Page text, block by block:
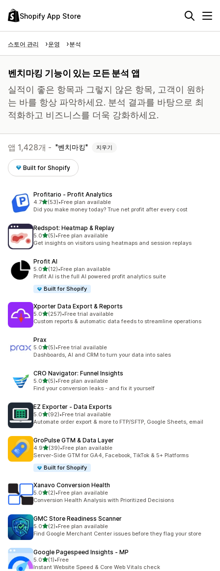
Shopify App Store
스토어 관리 운영 분석
벤치마킹 기능이 있는 모든 분석 앱
실적이 좋은 항목과 그렇지 않은 항목, 고객이 원하
는 바를 항상 파악하세요. 분석 결과를 바탕으로 최
적화하고 비즈니스를 더욱 강화하세요.
앱 1,428개 - 벤치마킹 지우기
Built for Shopify
Profitario ‑ Profit Analytics
4.7별 5개 중
(53)
총 리뷰 53개
•Free plan available
Did you make money today? True net profit after every cost
Redspot: Heatmap & Replay
5.0별 5개 중
(5)
총 리뷰 5개
•Free plan available
Get insights on visitors using heatmaps and session replays
Profit AI
5.0별 5개 중
(12)
총 리뷰 12개
•Free plan available
Profit AI is the full AI powered profit analytics suite
Built for Shopify
Xporter Data Export & Reports
5.0별 5개 중
(257)
총 리뷰 257개
•Free trial available
Custom reports & automatic data feeds to streamline operations
Prax
5.0별 5개 중
(5)
총 리뷰 5개
•Free trial available
Dashboards, AI and CRM to turn your data into sales
CRO Navigator: Funnel Insights
5.0별 5개 중
(5)
총 리뷰 5개
•Free plan available
Find your conversion leaks - and fix it yourself
EZ Exporter ‑ Data Exports
5.0별 5개 중
(92)
총 리뷰 92개
•Free trial available
Automate order export & more to FTP/SFTP, Google Sheets, email
GroPulse GTM & Data Layer
4.9별 5개 중
(39)
총 리뷰 39개
•Free plan available
Server-Side GTM for GA4, Facebook, TikTok & 5+ Platforms
Built for Shopify
Xanavo Conversion Health
5.0별 5개 중
(2)
총 리뷰 2개
•Free plan available
Conversion Health Analysis with Prioritized Decisions
GMC Store Readiness Scanner
5.0별 5개 중
(2)
총 리뷰 2개
•Free plan available
Find Google Merchant Center issues before they flag your store
Google Pagespeed Insights ‑ MP
5.0별 5개 중
(1)
총 리뷰 1개
•Free
Instant Website Speed & Core Web Vitals check